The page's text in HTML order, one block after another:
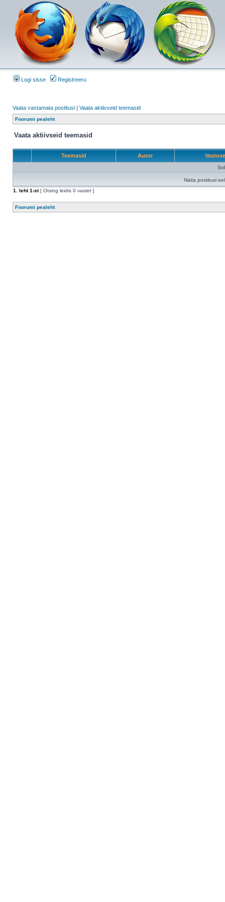
Logi sisse Registreeru
Vaata vastamata postitusi | Vaata aktiivseid teemasid
Foorumi pealeht
Vaata aktiivseid teemasid
Teemasid Autor
Näita postitusi
1
. leht1-st[ Otsing leidis 0 vastet ]
Foorumi pealeht